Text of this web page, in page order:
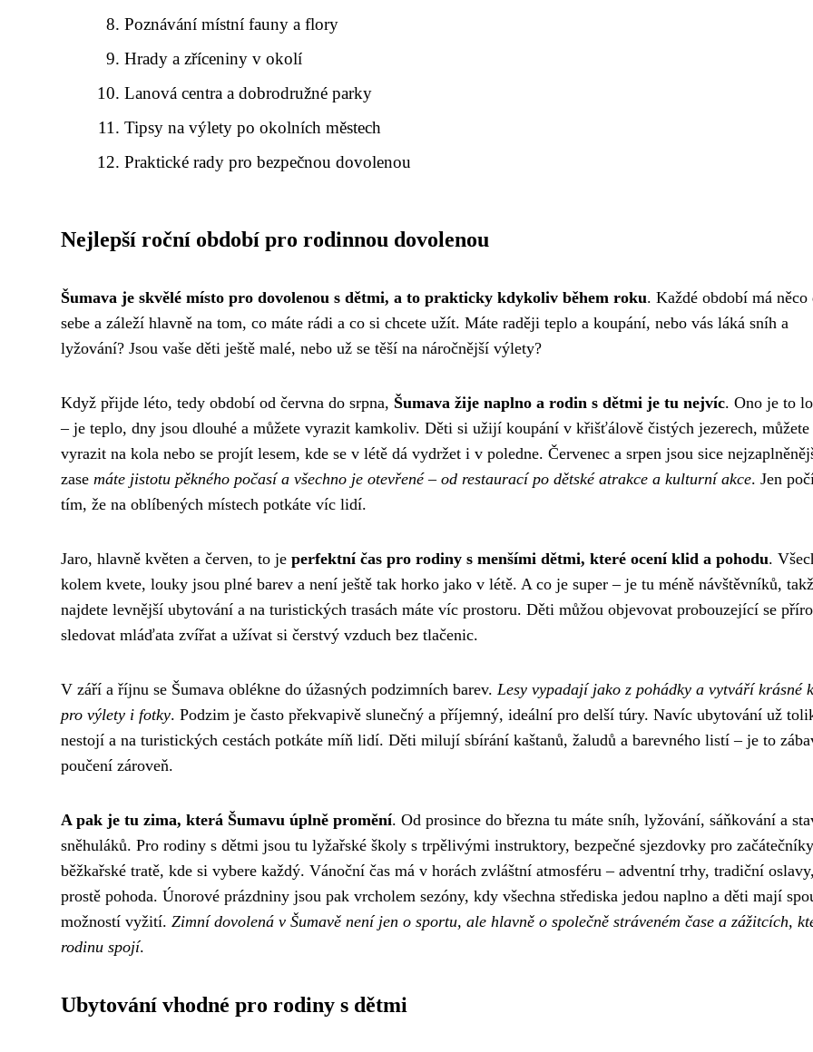
Poznávání místní fauny a flory
Hrady a zříceniny v okolí
Lanová centra a dobrodružné parky
Tipsy na výlety po okolních městech
Praktické rady pro bezpečnou dovolenou
Nejlepší roční období pro rodinnou dovolenou
Šumava je skvělé místo pro dovolenou s dětmi, a to prakticky kdykoliv během roku. Každé období má něco
sebe a záleží hlavně na tom, co máte rádi a co si chcete užít. Máte raději teplo a koupání, nebo vás láká sníh a
lyžování? Jsou vaše děti ještě malé, nebo už se těší na náročnější výlety?
Když přijde léto, tedy období od června do srpna, Šumava žije naplno a rodin s dětmi je tu nejvíc. Ono je to
– je teplo, dny jsou dlouhé a můžete vyrazit kamkoliv. Děti si užijí koupání v křišťálově čistých jezerech, můžete
vyrazit na kola nebo se projít lesem, kde se v létě dá vydržet i v poledne. Červenec a srpen jsou sice
zase máte jistotu pěkného počasí a všechno je otevřené – od restaurací po dětské atrakce a kulturní akce. Jen
tím, že na oblíbených místech potkáte víc lidí.
Jaro, hlavně květen a červen, to je perfektní čas pro rodiny s menšími dětmi, které ocení klid a pohodu.
kolem kvete, louky jsou plné barev a není ještě tak horko jako v létě. A co je super – je tu méně návštěvníků,
najdete levnější ubytování a na turistických trasách máte víc prostoru. Děti můžou objevovat probouzející se
sledovat mláďata zvířat a užívat si čerstvý vzduch bez tlačenic.
V září a říjnu se Šumava oblékne do úžasných podzimních barev. Lesy vypadají jako z pohádky a vytváří krásné
pro výlety i fotky. Podzim je často překvapivě slunečný a příjemný, ideální pro delší túry. Navíc ubytování už
nestojí a na turistických cestách potkáte míň lidí. Děti milují sbírání kaštanů, žaludů a barevného listí – je to
poučení zároveň.
A pak je tu zima, která Šumavu úplně promění. Od prosince do března tu máte sníh, lyžování, sáňkování a
sněhuláků. Pro rodiny s dětmi jsou tu lyžařské školy s trpělivými instruktory, bezpečné sjezdovky pro
běžkařské tratě, kde si vybere každý. Vánoční čas má v horách zvláštní atmosféru – adventní trhy, tradiční oslavy,
prostě pohoda. Únorové prázdniny jsou pak vrcholem sezóny, kdy všechna střediska jedou naplno a děti mají
možností vyžití. Zimní dovolená v Šumavě není jen o sportu, ale hlavně o společně stráveném čase a zážitcích,
rodinu spojí.
Ubytování vhodné pro rodiny s dětmi